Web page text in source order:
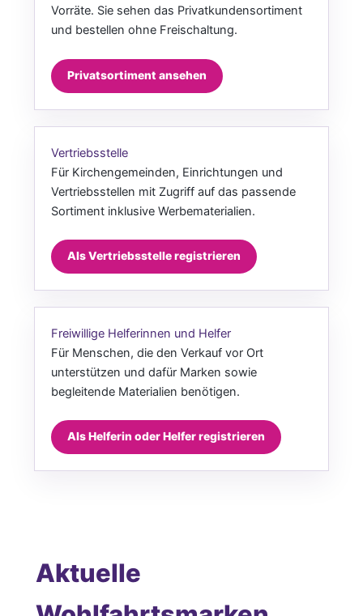
Vorräte. Sie sehen das Privatkundensortiment
und bestellen ohne Freischaltung.
Privatsortiment ansehen
Vertriebsstelle
Für Kirchengemeinden, Einrichtungen und
Vertriebsstellen mit Zugriff auf das passende
Sortiment inklusive Werbematerialien.
Als Vertriebsstelle registrieren
Freiwillige Helferinnen und Helfer
Für Menschen, die den Verkauf vor Ort
unterstützen und dafür Marken sowie
begleitende Materialien benötigen.
Als Helferin oder Helfer registrieren
Aktuelle